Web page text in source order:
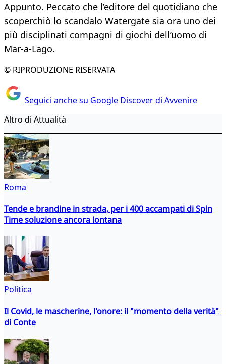
Appunto. Peccato che l’editore del quotidiano che
scoperchiò lo scandalo Watergate sia ora uno dei
più disciplinati compagni di giochi dell’uomo di
Mar-a-Lago.
© RIPRODUZIONE RISERVATA
Seguici anche su Google Discover di Avvenire
Altro di Attualità
Roma
Tende e brandine in strada, per i 400 accampati di Spin
Time soluzione ancora lontana
Politica
Il Covid, le mascherine, l'onore: il "momento della verità"
di Conte